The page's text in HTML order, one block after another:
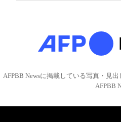
AFPBB Newsに掲載している写真・見
AFPBB